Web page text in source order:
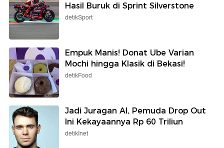
Hasil Buruk di Sprint Silverstone
detikSport
Empuk Manis! Donat Ube Varian
Mochi hingga Klasik di Bekasi!
detikFood
Jadi Juragan AI, Pemuda Drop Out
Ini Kekayaannya Rp 60 Triliun
detikInet